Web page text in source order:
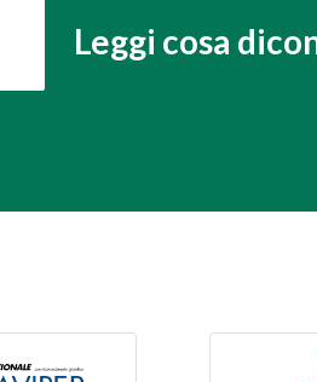
Leggi cosa